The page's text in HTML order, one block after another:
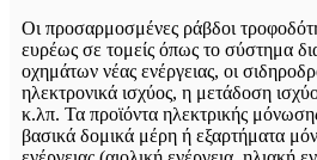
Οι προσαρμοσμένες ράβδοι
ευρέως σε τομείς όπως το σύστημα
οχημάτων νέας ενέργειας, οι
ηλεκτρονικά ισχύος, η μετάδοση
κ.λπ. Τα προϊόντα ηλεκτρικής
βασικά δομικά μέρη ή εξαρτήματα